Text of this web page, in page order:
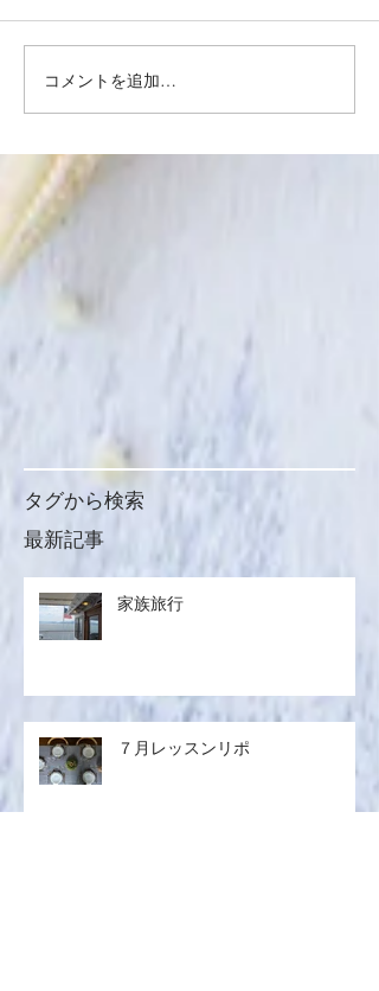
コメントを追加…
タグから検索
最新記事
家族旅行
７月レッスンリポ